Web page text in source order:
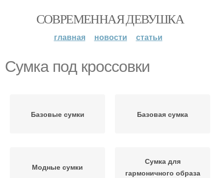
СОВРЕМЕННАЯ ДЕВУШКА
главная новости статьи
Сумка под кроссовки
Базовые сумки Базовая сумка
Модные сумки
Сумка для
гармоничного образа